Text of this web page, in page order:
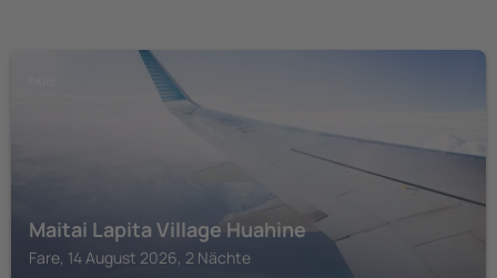
Maitai Lapita Village Huahine
Fare, 14 August 2026, 2 Nächte